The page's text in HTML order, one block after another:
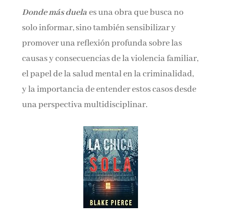
Donde más duelaes una obra que busca no
solo informar, sino también sensibilizar y
promover una reflexión profunda sobre las
causas y consecuencias de la violencia familiar,
el papel de la salud mental en la criminalidad,
y la importancia de entender estos casos desde
una perspectiva multidisciplinar.